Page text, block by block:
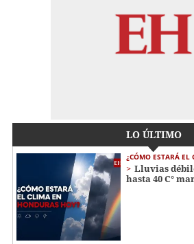
LO ÚLTIMO
¿CÓMO ESTARÁ EL
Lluvias
hasta 40 C°